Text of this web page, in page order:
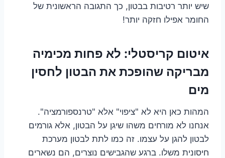
שיש יותר רטיבות בבטון, כך התגובה הראשונית של
החומר אפילו חזקה יותר!
איטום קריסטלי: לא פחות מכימיה
מבריקה שהופכת את הבטון לחסין
מים
המהות כאן היא לא "ציפוי" אלא "טרנספורמציה".
אנחנו לא מורחים משהו שיגן על הבטון, אלא גורמים
לבטון להגן על עצמו. זה כמו לתת לבטון מערכת
חיסונית משלו. ברגע שהגבישים נוצרים, הם נשארים